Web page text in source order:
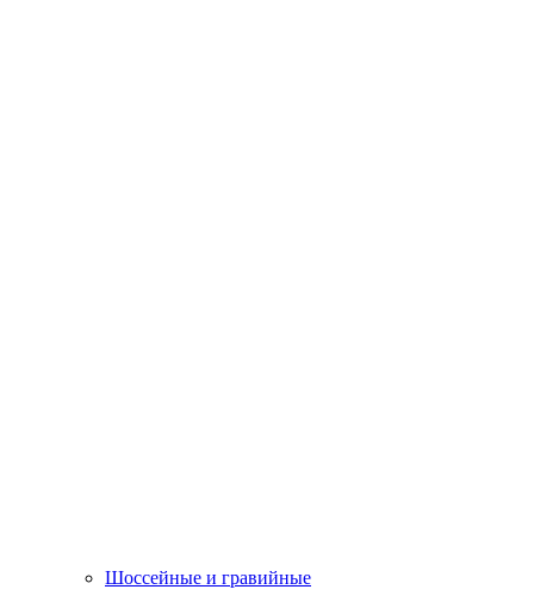
Шоссейные и гравийные